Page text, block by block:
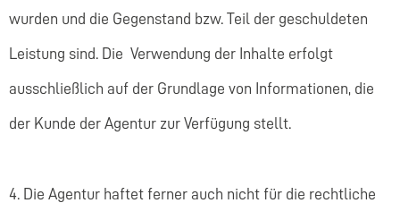
wurden und die Gegenstand bzw. Teil der geschuldeten
Leistung sind. Die Verwendung der Inhalte erfolgt
ausschließlich auf der Grundlage von Informationen, die
der Kunde der Agentur zur Verfügung stellt.
4. Die Agentur haftet ferner auch nicht für die rechtliche